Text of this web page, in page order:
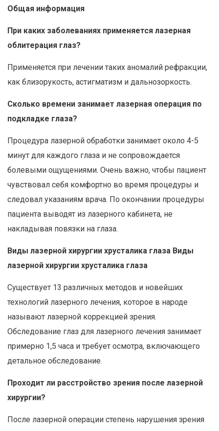
Общая информация
При каких заболеваниях применяется лазерная
облитерация глаз?
Применяется при лечении таких аномалий рефракции,
как близорукость, астигматизм и дальнозоркость.
Сколько времени занимает лазерная операция по
подкладке глаза?
Процедура лазерной обработки занимает около 4-5
минут для каждого глаза и не сопровождается
болевыми ощущениями. Очень важно, чтобы пациент
чувствовал себя комфортно во время процедуры и
следовал указаниям врача. По окончании процедуры
пациента выводят из лазерного кабинета, не
накладывая повязки на глаза.
Виды лазерной хирургии хрусталика глаза Виды
лазерной хирургии хрусталика глаза
Существует 13 различных методов и новейших
технологий лазерного лечения, которое в народе
называют лазерной коррекцией зрения.
Обследование глаз для лазерного лечения занимает
примерно 1,5 часа и требует осмотра, включающего
детальное обследование.
Проходит ли расстройство зрения после лазерной
хирургии?
После лазерной операции степень нарушения зрения